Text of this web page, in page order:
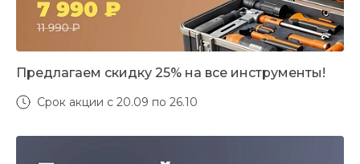
Предлагаем скидку 25% на все инструменты!
Срок акции с 20.09 по 26.10